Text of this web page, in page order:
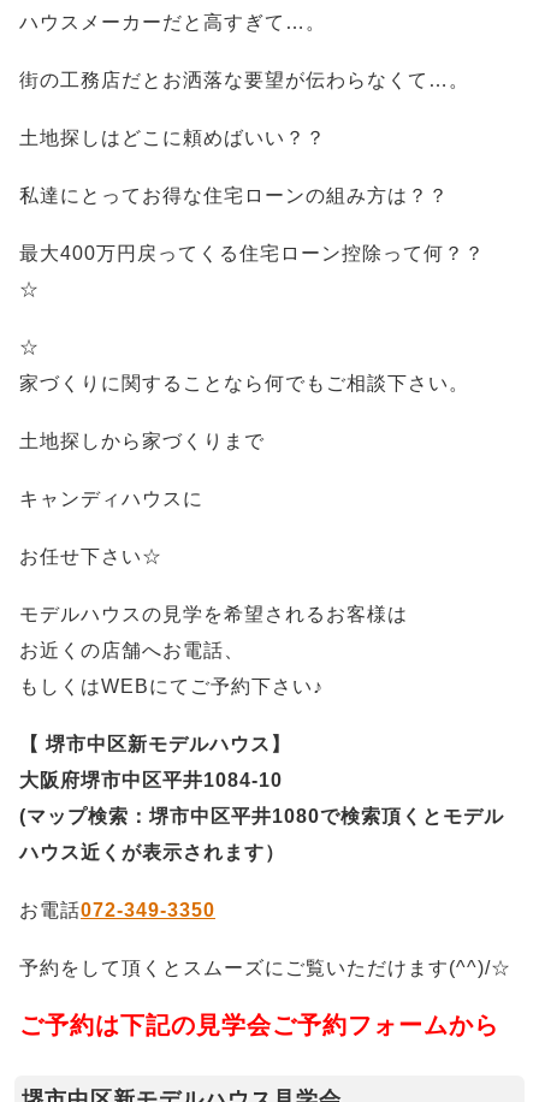
ハウスメーカーだと高すぎて…。
街の工務店だとお洒落な要望が伝わらなくて…。
土地探しはどこに頼めばいい？？
私達にとってお得な住宅ローンの組み方は？？
最大400万円戻ってくる住宅ローン控除って何？？
☆
☆
家づくりに関することなら何でもご相談下さい。
土地探しから家づくりまで
キャンディハウスに
お任せ下さい☆
モデルハウスの見学を希望されるお客様は
お近くの店舗へお電話、
もしくはWEBにてご予約下さい♪
【 堺市中区新モデルハウス】
大阪府堺市中区平井1084-10
(マップ検索：堺市中区平井1080で検索頂くとモデル
ハウス近くが表示されます）
お電話072-349-3350
予約をして頂くとスムーズにご覧いただけます(^^)/☆
ご予約は下記の見学会ご予約フォームから